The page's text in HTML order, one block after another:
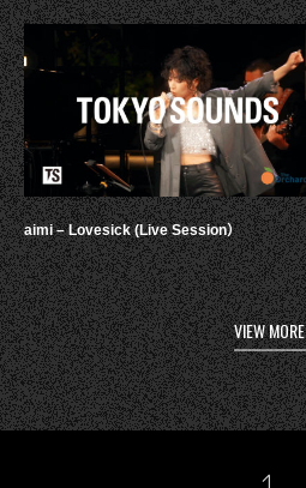
aimi – Lovesick (Live Session）
VIEW MORE